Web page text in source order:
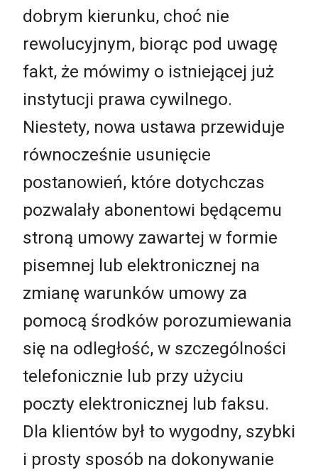
dobrym kierunku, choć nie
rewolucyjnym, biorąc pod uwagę
fakt, że mówimy o istniejącej już
instytucji prawa cywilnego.
Niestety, nowa ustawa przewiduje
równocześnie usunięcie
postanowień, które dotychczas
pozwalały abonentowi będącemu
stroną umowy zawartej w formie
pisemnej lub elektronicznej na
zmianę warunków umowy za
pomocą środków porozumiewania
się na odległość, w szczególności
telefonicznie lub przy użyciu
poczty elektronicznej lub faksu.
Dla klientów był to wygodny, szybki
i prosty sposób na dokonywanie